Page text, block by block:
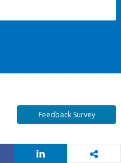
Feedback Survey